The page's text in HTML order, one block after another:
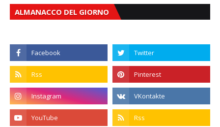
ALMANACCO DEL GIORNO